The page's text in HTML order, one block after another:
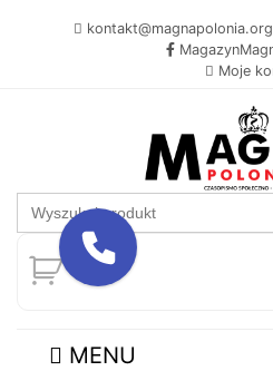
kontakt@magnapolonia.org
Moje
Search
for:
MENU